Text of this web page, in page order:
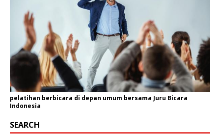
pelatihan berbicara di depan umum bersama Juru Bicara
Indonesia
SEARCH